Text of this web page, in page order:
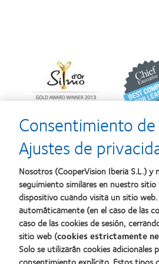
about
Premio
al
producto
con
MyDay™
Learn
more
about
2012
2010:
Mejor
empresa
para
el
desarrollo
del
liderazgo
Nuestros productos
Encuentre su lente
Consentimiento
Ajustes de
Nosotros (CooperVision Iberia S.L.)
seguimiento similares en nuestro
dispositivo cuando visita un sitio
automáticamente (en el caso de las
caso de las cookies de sesión,
sitio web (cookies estrictamente
Solo se utilizarán cookies